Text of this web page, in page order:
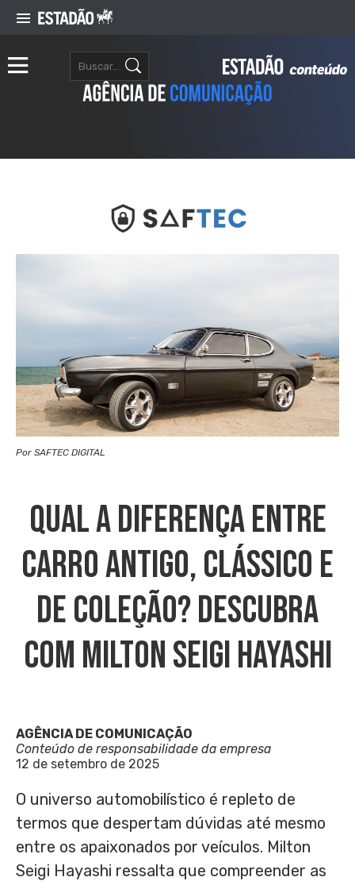
Por SAFTEC DIGITAL
Qual A Diferença Entre
Carro Antigo, Clássico E
De Coleção? Descubra
Com Milton Seigi Hayashi
AGÊNCIA DE COMUNICAÇÃO
Conteúdo de responsabilidade da empresa
12 de setembro de 2025
O universo automobilístico é repleto de
termos que despertam dúvidas até mesmo
entre os apaixonados por veículos. Milton
Seigi Hayashi ressalta que compreender as